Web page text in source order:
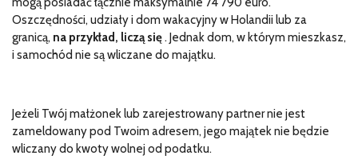
Oszczędności, udziały i dom wakacyjny w Holandii lub za
granicą, na przykład, liczą się. Jednak dom, w którym mieszkasz,
i samochód nie są wliczane do majątku.
Jeżeli Twój małżonek lub zarejestrowany partner nie jest
zameldowany pod Twoim adresem, jego majątek nie będzie
wliczany do kwoty wolnej od podatku.